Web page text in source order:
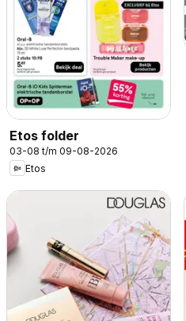
Etos folder
03-08 t/m 09-08-2026
Etos